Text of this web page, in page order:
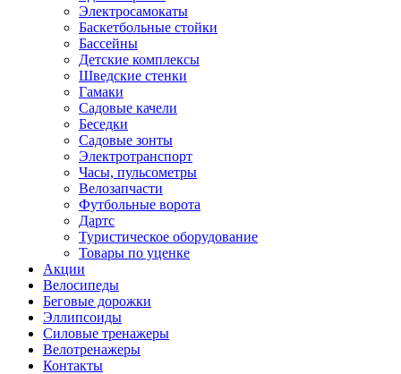
Электросамокаты
Баскетбольные стойки
Бассейны
Детские комплексы
Шведские стенки
Гамаки
Садовые качели
Беседки
Садовые зонты
Электротранспорт
Часы, пульсометры
Велозапчасти
Футбольные ворота
Дартс
Туристическое оборудование
Товары по уценке
Акции
Велосипеды
Беговые дорожки
Эллипсоиды
Силовые тренажеры
Велотренажеры
Контакты